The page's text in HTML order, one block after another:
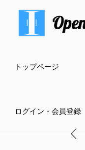
トップページ
ログイン・会員登録